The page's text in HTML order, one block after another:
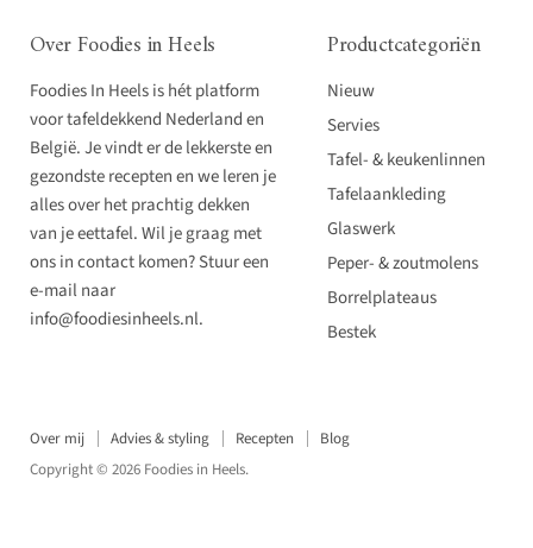
Over Foodies in Heels
Foodies In Heels is hét platform
voor tafeldekkend Nederland en
België. Je vindt er de lekkerste en
gezondste recepten en we leren je
alles over het prachtig dekken
van je eettafel. Wil je graag met
ons in contact komen? Stuur een
e-mail naar
info@foodiesinheels.nl.
Productcategoriën
Nieuw
Servies
Tafel- & keukenlinnen
Tafelaankleding
Glaswerk
Peper- & zoutmolens
Borrelplateaus
Bestek
Over mij Advies & styling Recepten
Blog
Copyright © 2026 Foodies in Heels.